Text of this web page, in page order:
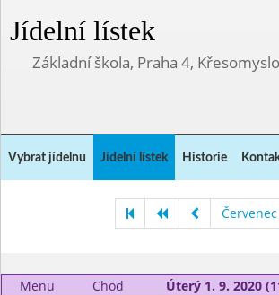
Jídelní lístek
Základní škola, Praha 4,
Vybrat jídelnu Jídelní lístek Historie
Menu Chod Úterý 1. 9. 2020